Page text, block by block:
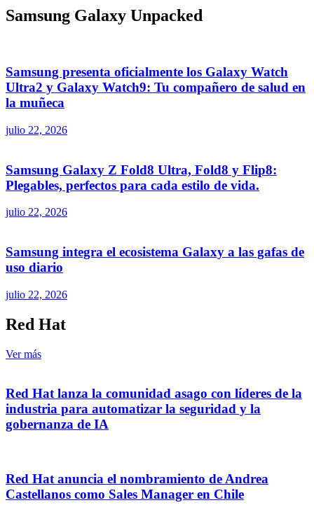
Samsung Galaxy Unpacked
Samsung presenta oficialmente los Galaxy Watch
Ultra2 y Galaxy Watch9: Tu compañero de salud en
la muñeca
julio 22, 2026
Samsung Galaxy Z Fold8 Ultra, Fold8 y Flip8:
Plegables, perfectos para cada estilo de vida.
julio 22, 2026
Samsung integra el ecosistema Galaxy a las gafas de
uso diario
julio 22, 2026
Red Hat
Ver más
Red Hat lanza la comunidad asago con líderes de la
industria para automatizar la seguridad y la
gobernanza de IA
Red Hat anuncia el nombramiento de Andrea
Castellanos como Sales Manager en Chile